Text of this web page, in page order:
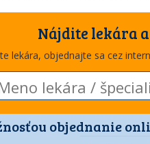
Nájdite lekára
lekára, objednajte sa cez
objednanie